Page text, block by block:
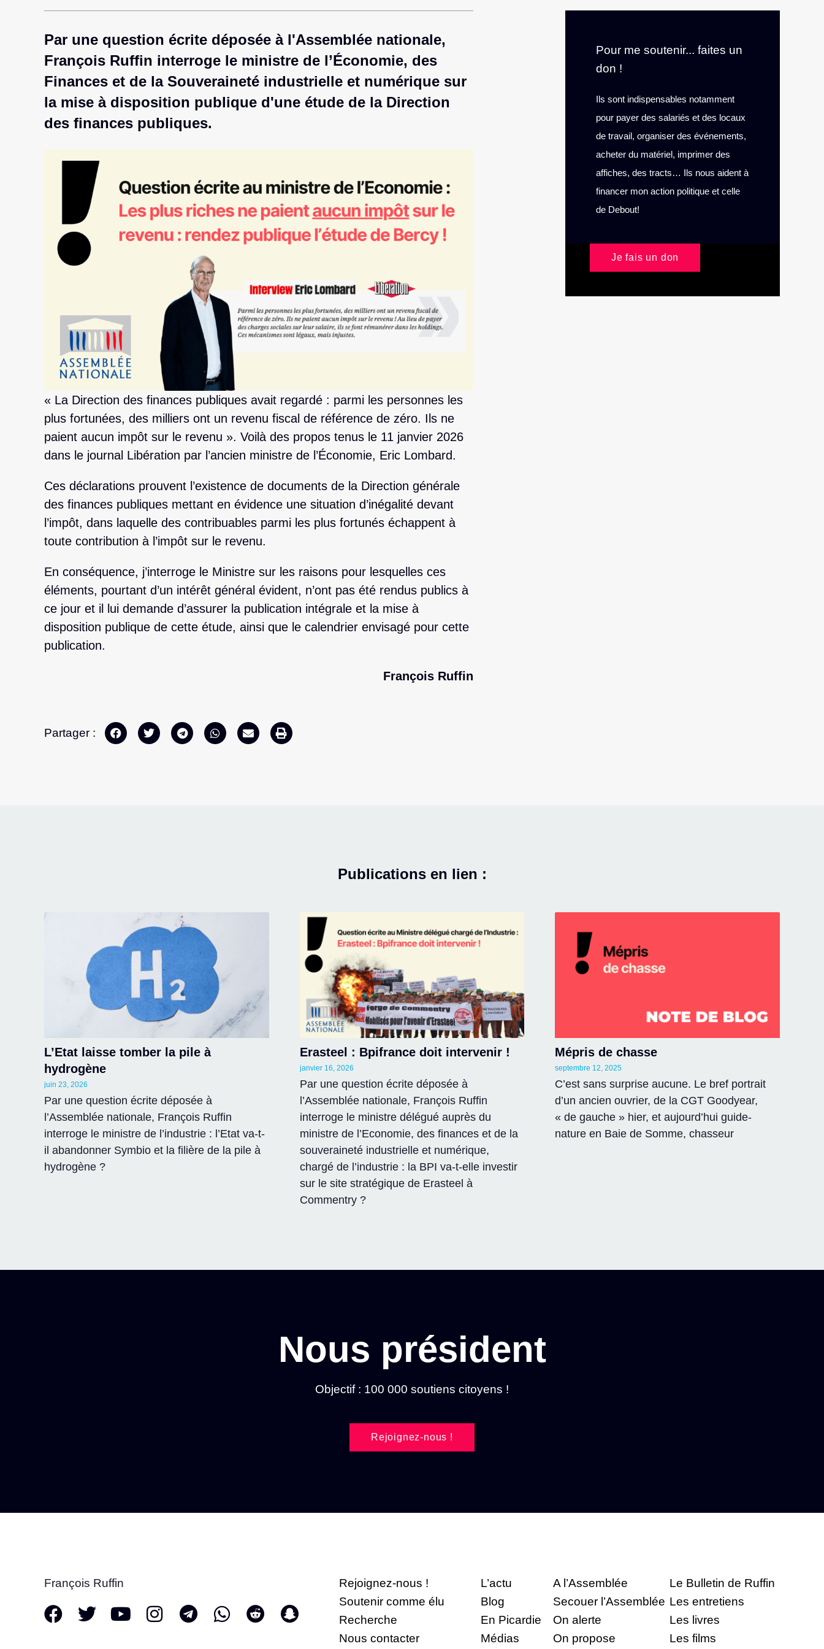
Par une question écrite déposée à l'Assemblée nationale,
François Ruffin interroge le ministre de l’Économie, des
Finances et de la Souveraineté industrielle et numérique sur
la mise à disposition publique d'une étude de la Direction
des finances publiques.
« La Direction des finances publiques avait regardé : parmi les personnes les
plus fortunées, des milliers ont un revenu fiscal de référence de zéro. Ils ne
paient aucun impôt sur le revenu ». Voilà des propos tenus le 11 janvier 2026
dans le journal Libération par l’ancien ministre de l’Économie, Eric Lombard.
Ces déclarations prouvent l’existence de documents de la Direction générale
des finances publiques mettant en évidence une situation d’inégalité devant
l’impôt, dans laquelle des contribuables parmi les plus fortunés échappent à
toute contribution à l’impôt sur le revenu.
En conséquence, j’interroge le Ministre sur les raisons pour lesquelles ces
éléments, pourtant d’un intérêt général évident, n’ont pas été rendus publics à
ce jour et il lui demande d’assurer la publication intégrale et la mise à
disposition publique de cette étude, ainsi que le calendrier envisagé pour cette
publication.
François Ruffin
Partager :
Pour me soutenir... faites un
don !
Ils sont indispensables notamment
pour payer des salariés et des locaux
de travail, organiser des événements,
acheter du matériel, imprimer des
affiches, des tracts… Ils nous aident à
financer mon action politique et celle
de Debout!
Je fais un don
Publications en lien :
L’Etat laisse tomber la pile à
hydrogène
juin 23, 2026
Par une question écrite déposée à
l’Assemblée nationale, François Ruffin
interroge le ministre de l’industrie : l’Etat va-t-
il abandonner Symbio et la filière de la pile à
hydrogène ?
Erasteel : Bpifrance doit intervenir !
janvier 16, 2026
Par une question écrite déposée à
l’Assemblée nationale, François Ruffin
interroge le ministre délégué auprès du
ministre de l’Economie, des finances et de la
souveraineté industrielle et numérique,
chargé de l’industrie : la BPI va-t-elle investir
sur le site stratégique de Erasteel à
Commentry ?
Mépris de chasse
septembre 12, 2025
C’est sans surprise aucune. Le bref portrait
d’un ancien ouvrier, de la CGT Goodyear,
« de gauche » hier, et aujourd’hui guide-
nature en Baie de Somme, chasseur
Nous président
Objectif : 100 000 soutiens citoyens !
Rejoignez-nous !
François Ruffin
Rejoignez-nous !
Soutenir comme élu
Recherche
Nous contacter
L’actu
Blog
En Picardie
Médias
A l’Assemblée
Secouer l’Assemblée
On alerte
On propose
Le Bulletin de Ruffin
Les entretiens
Les livres
Les films